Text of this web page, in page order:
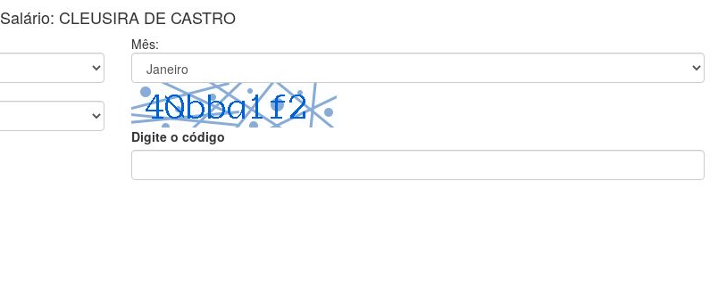
Salário: CLEUSIRA DE CASTRO
Mês:
Digite o código